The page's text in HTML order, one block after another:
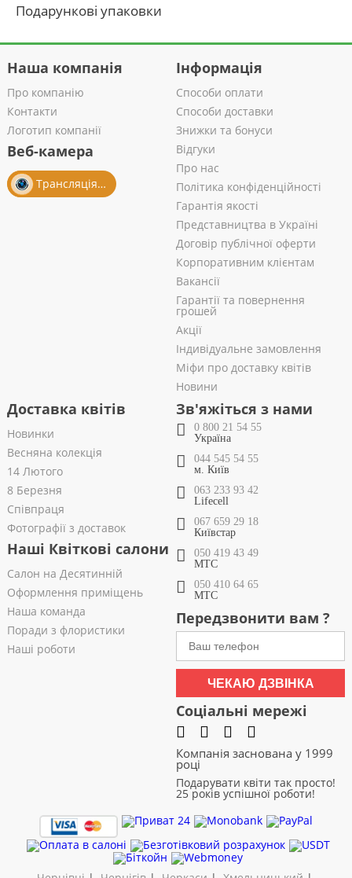
Подарункові упаковки
Наша компанія
Про компанію
Контакти
Логотип компанії
Веб-камера
Трансляція із салону
Інформація
Способи оплати
Способи доставки
Знижки та бонуси
Відгуки
Про нас
Політика конфіденційності
Гарантія якості
Представництва в Україні
Договір публічної оферти
Корпоративним клієнтам
Вакансії
Гарантії та повернення
грошей
Акції
Індивідуальне замовлення
Міфи про доставку квітів
Новини
Доставка квітів
Новинки
Весняна колекція
14 Лютого
8 Березня
Співпраця
Фотографії з доставок
Наші Квіткові салони
Салон на Десятинній
Оформлення приміщень
Наша команда
Поради з флористики
Наші роботи
Зв'яжіться з нами
0 800 21 54 55
Україна
044 545 54 55
м. Київ
063 233 93 42
Lifecell
067 659 29 18
Київстар
050 419 43 49
МТС
050 410 64 65
МТС
Передзвонити вам ?
ЧЕКАЮ ДЗВІНКА
Соціальні мережі
Компанія заснована у 1999
році
Подарувати квіти так просто!
25 років успішної роботи!